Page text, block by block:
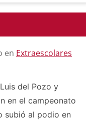
en Extraescolares
del Pozo y
en el campeonato
subió al podio en